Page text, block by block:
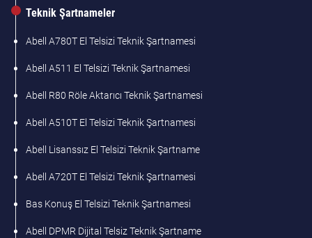
Teknik Şartnameler
Abell A780T El Telsizi Teknik Şartnamesi
Abell A511 El Telsizi Teknik Şartnamesi
Abell R80 Röle Aktarıcı Teknik Şartnamesi
Abell A510T El Telsizi Teknik Şartnamesi
Abell Lisanssız El Telsizi Teknik Şartname
Abell A720T El Telsizi Teknik Şartnamesi
Bas Konuş El Telsizi Teknik Şartnamesi
Abell DPMR Dijital Telsiz Teknik Şartname